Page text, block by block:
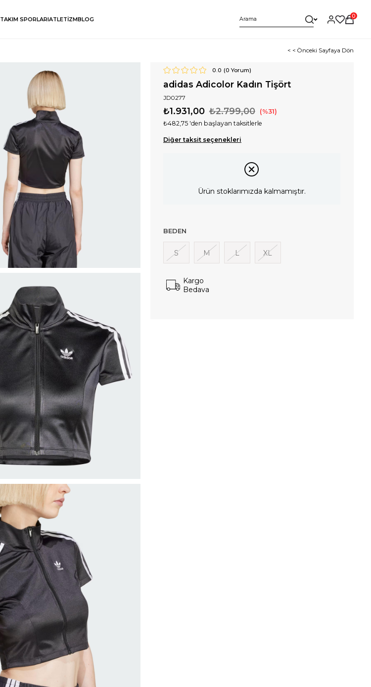
TAKIM SPORLARIATLETİZMBLOG
0
< < Önceki Sayfaya Dön
0.0 (0 Yorum)
adidas Adicolor Kadın Tişört
JD0277
₺2.799,00
₺1.931,00 31
₺482,75 'den başlayan taksitlerle
Diğer taksit seçenekleri
Ürün stoklarımızda kalmamıştır.
BEDEN
S M L XL
Kargo
Bedava